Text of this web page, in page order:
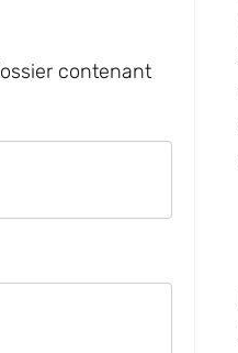
contenant